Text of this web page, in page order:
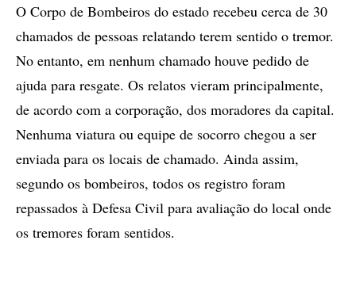
O Corpo de Bombeiros do estado recebeu cerca de 30
chamados de pessoas relatando terem sentido o tremor.
No entanto, em nenhum chamado houve pedido de
ajuda para resgate. Os relatos vieram principalmente,
de acordo com a corporação, dos moradores da capital.
Nenhuma viatura ou equipe de socorro chegou a ser
enviada para os locais de chamado. Ainda assim,
segundo os bombeiros, todos os registro foram
repassados à Defesa Civil para avaliação do local onde
os tremores foram sentidos.